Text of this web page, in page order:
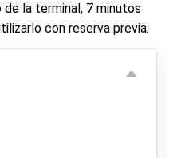
la terminal, 7 minutos
con reserva previa.